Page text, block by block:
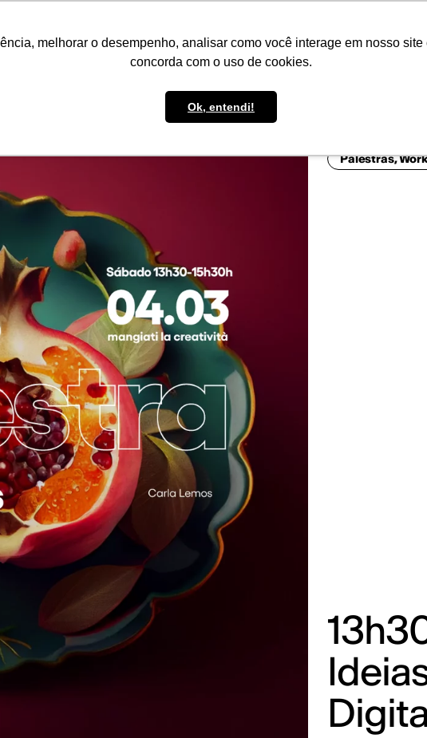
melhorar o desempenho, analisar como você interage em nosso
concorda com o uso de cookies.
Ok, entendi!
Palestras,